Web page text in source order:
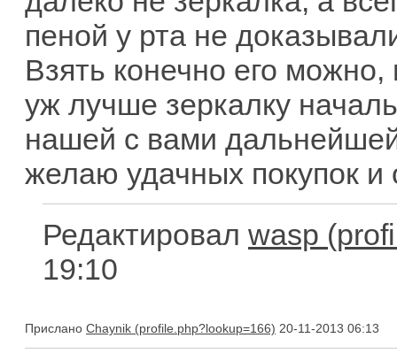
пеной у рта не
Взять конечно его можно,
уж лучше зеркалку
нашей с вами
желаю удачных покупок
Редактировал wasp
19:10
Прислано Chaynik 20-11-2013 06:13